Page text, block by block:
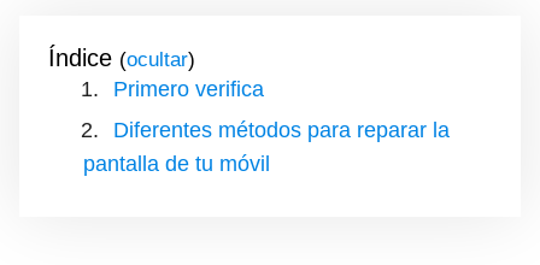
Índice ( )
Primero verifica
Diferentes métodos para reparar la
pantalla de tu móvil